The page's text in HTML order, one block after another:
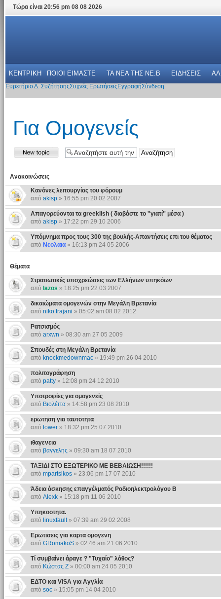
Τώρα είναι 20:56 pm 08 08 2026
ΚΕΝΤΡΙΚΗ ΠΟΙΟΙ ΕΙΜΑΣΤΕ ΤΑ ΝΕΑ THΣ NE.B ΕΙΔΗΣΕΙΣ
Ευρετήριο Δ. ΣυζήτησηςΣυχνές Ερωτήσεις ΕγγραφήΣύνδεση
Για Ομογενείς
Ανακοινώσεις
Κανόνες λειτουργίας του φόρουμ
από akisp» 16:55 pm 20 02 2007
Απαγορεύονται τα greeklish ( διαβάστε το ''γιατί'' μέσα )
από akisp» 17:22 pm 29 10 2006
Υπόμνημα προς τους 300 της βουλής-Απαντήσεις επι του θέματος
από Νεολαια» 16:13 pm 24 05 2006
Θέματα
Στρατιωτικές υποχρεώσεις των Ελλήνων υπηκόων
από lazos » 18:25 pm 22 03 2007
δικαιώματα ομογενών στην Mεγάλη Bρετανία
από niko trajani » 05:02 am 08 02 2012
Ρατσισμός
από arxwn » 08:30 am 27 05 2009
Σπουδές στη Μεγάλη Βρετανία
από knockmedownmac» 19:49 pm 26 04 2010
πολιτογράφηση
από patty» 12:08 pm 24 12 2010
Yποτροφίες για ομογενείς
από Βιολέττα» 14:58 pm 23 08 2010
ερωτηση για ταυτοτητα
από tower» 18:32 pm 25 07 2010
ιθαγενεια
από βαγγελης » 09:30 am 18 07 2010
ΤΑΞΙΔΙ ΣΤΟ ΕΞΩΤΕΡΙΚΟ ΜΕ ΒΕΒΑΙΩΣΗ!!!!!!
από mpartsikos» 23:06 pm 17 07 2010
Άδεια άσκησης επαγγέλματός Ραδιοηλεκτρολόγου Β
από Alexk» 15:18 pm 11 06 2010
Υπηκοοτητα.
από linuxfault» 07:39 am 29 02 2008
Ερωτισεις για καρτα ομογενη
από GRomakoS» 02:46 am 21 06 2010
Τί συμβαίνει άραγε ? "Τυχαίο" λάθος?
από Κώστας Ζ» 00:00 am 24 05 2010
ΕΔΤΟ και VISA για Αγγλία
από soc» 15:05 pm 14 04 2010